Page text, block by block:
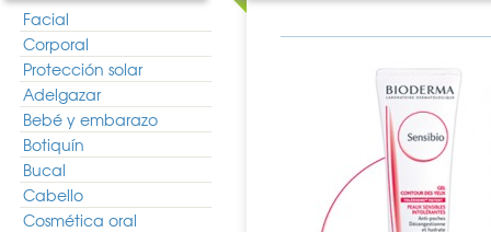
Facial
Corporal
Protección solar
Adelgazar
Bebé y embarazo
Botiquín
Bucal
Cabello
Cosmética oral